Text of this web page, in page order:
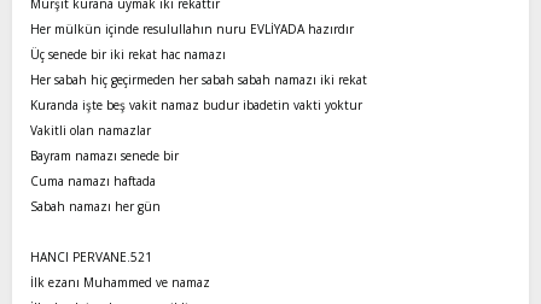
Her mülkün içinde resulullahın nuru EVLİYADA hazırdır
Üç senede bir iki rekat hac namazı
Her sabah hiç geçirmeden her sabah sabah namazı iki rekat
Kuranda işte beş vakit namaz budur ibadetin vakti yoktur
Vakitli olan namazlar
Bayram namazı senede bir
Cuma namazı haftada
Sabah namazı her gün
HANCI PERVANE.521
İlk ezanı Muhammed ve namaz